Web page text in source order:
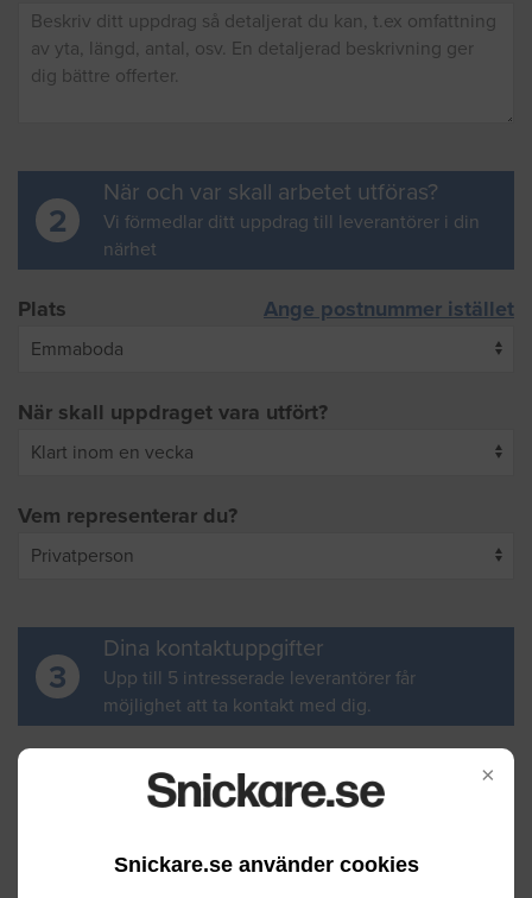
×
Snickare.se använder cookies
2
När och var skall arbetet utföras?
Vi förmedlar ditt uppdrag till leverantörer i din
närhet
Plats Ange postnummer istället
När skall uppdraget vara utfört?
Vem representerar du?
3
Dina kontaktuppgifter
Upp till 5 intresserade leverantörer får
möjlighet att ta kontakt med dig.
Ditt för- och efternamn
Din e-postadress